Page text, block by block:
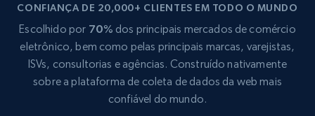
CONFIANÇA DE 20,000+ CLIENTES EM TODO O MUNDO
Escolhido por 70% dos principais mercados de comércio
eletrônico, bem como pelas principais marcas, varejistas,
ISVs, consultorias e agências. Construído nativamente
sobre a plataforma de coleta de dados da web mais
confiável do mundo.